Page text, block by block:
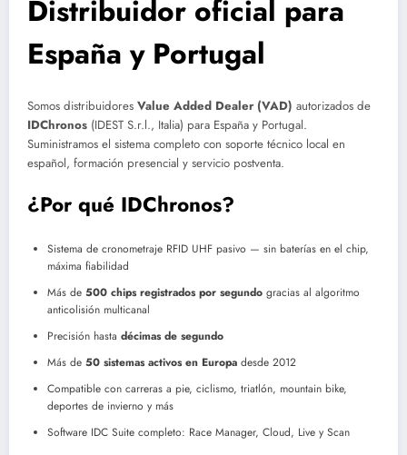
Distribuidor oficial para
España y Portugal
Somos distribuidores Value Added Dealer (VAD) autorizados de
IDChronos (IDEST S.r.l., Italia) para España y Portugal.
Suministramos el sistema completo con soporte técnico local en
español, formación presencial y servicio postventa.
¿Por qué IDChronos?
Sistema de cronometraje RFID UHF pasivo — sin baterías en el chip,
máxima fiabilidad
Más de 500 chips registrados por segundo gracias al algoritmo
anticolisión multicanal
Precisión hasta décimas de segundo
Más de 50 sistemas activos en Europa desde 2012
Compatible con carreras a pie, ciclismo, triatlón, mountain bike,
deportes de invierno y más
Software IDC Suite completo: Race Manager, Cloud, Live y Scan